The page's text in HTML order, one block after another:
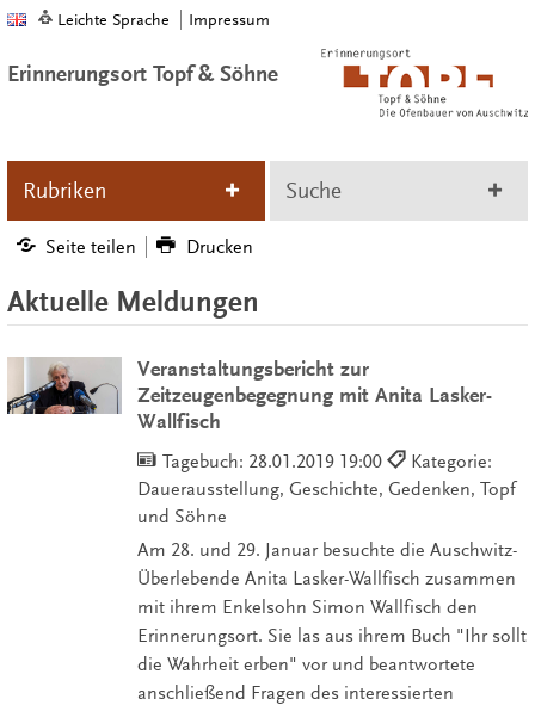
Leichte Sprache Impressum
Erinnerungsort Topf & Söhne
Rubriken Suche
Seite teilen Drucken
Aktuelle Meldungen
Veranstaltungsbericht zur
Zeitzeugenbegegnung mit Anita Lasker-
Wallfisch
Tagebuch: 28.01.2019 19:00
Kategorie:
Dauerausstellung, Geschichte, Gedenken, Topf
und Söhne
Am 28. und 29. Januar besuchte die Auschwitz-
Überlebende Anita Lasker-Wallfisch zusammen
mit ihrem Enkelsohn Simon Wallfisch den
Erinnerungsort. Sie las aus ihrem Buch "Ihr sollt
die Wahrheit erben" vor und beantwortete
anschließend Fragen des interessierten